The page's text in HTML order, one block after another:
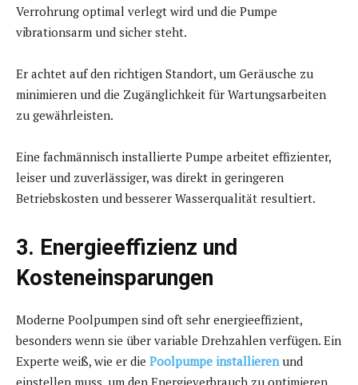
Verrohrung optimal verlegt wird und die Pumpe
vibrationsarm und sicher steht.
Er achtet auf den richtigen Standort, um Geräusche zu
minimieren und die Zugänglichkeit für Wartungsarbeiten
zu gewährleisten.
Eine fachmännisch installierte Pumpe arbeitet effizienter,
leiser und zuverlässiger, was direkt in geringeren
Betriebskosten und besserer Wasserqualität resultiert.
3. Energieeffizienz und
Kosteneinsparungen
Moderne Poolpumpen sind oft sehr energieeffizient,
besonders wenn sie über variable Drehzahlen verfügen. Ein
Experte weiß, wie er die Poolpumpe installieren und
einstellen muss, um den Energieverbrauch zu optimieren.